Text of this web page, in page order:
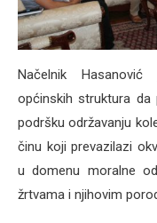
Načelnik
općinskih struktura da
podršku održavanju
činu koji prevazilazi
u domenu moralne
žrtvama i njihovim